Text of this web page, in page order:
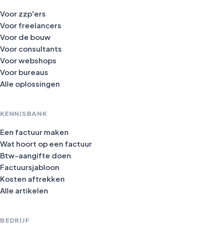
Voor zzp'ers
Voor freelancers
Voor de bouw
Voor consultants
Voor webshops
Voor bureaus
Alle oplossingen
KENNISBANK
Een factuur maken
Wat hoort op een factuur
Btw-aangifte doen
Factuursjabloon
Kosten aftrekken
Alle artikelen
BEDRIJF